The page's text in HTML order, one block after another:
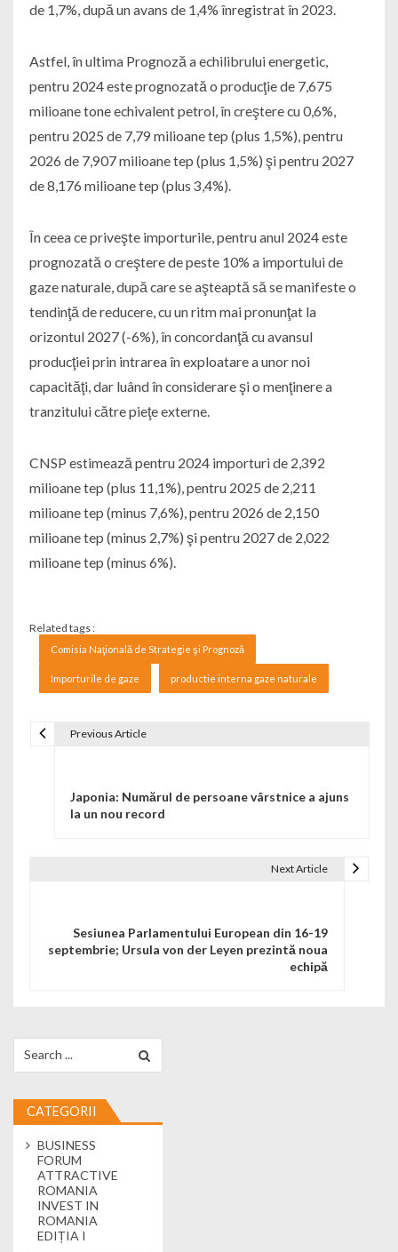
de 1,7%, după un avans de 1,4% înregistrat în 2023.
Astfel, în ultima Prognoză a echilibrului energetic,
pentru 2024 este prognozată o producţie de 7,675
milioane tone echivalent petrol, în creştere cu 0,6%,
pentru 2025 de 7,79 milioane tep (plus 1,5%), pentru
2026 de 7,907 milioane tep (plus 1,5%) şi pentru 2027
de 8,176 milioane tep (plus 3,4%).
În ceea ce priveşte importurile, pentru anul 2024 este
prognozată o creştere de peste 10% a importului de
gaze naturale, după care se aşteaptă să se manifeste o
tendinţă de reducere, cu un ritm mai pronunţat la
orizontul 2027 (-6%), în concordanţă cu avansul
producţiei prin intrarea în exploatare a unor noi
capacităţi, dar luând în considerare şi o menţinere a
tranzitului către pieţe externe.
CNSP estimează pentru 2024 importuri de 2,392
milioane tep (plus 11,1%), pentru 2025 de 2,211
milioane tep (minus 7,6%), pentru 2026 de 2,150
milioane tep (minus 2,7%) şi pentru 2027 de 2,022
milioane tep (minus 6%).
Related tags :
Comisia Naţională de Strategie şi Prognoză
Importurile de gaze productie interna gaze naturale
Previous Article
Japonia: Numărul de persoane vârstnice a ajuns
la un nou record
Next Article
Sesiunea Parlamentului European din 16-19
septembrie; Ursula von der Leyen prezintă noua
echipă
CATEGORII
BUSINESS
FORUM
ATTRACTIVE
ROMANIA
INVEST IN
ROMANIA
EDIȚIA I